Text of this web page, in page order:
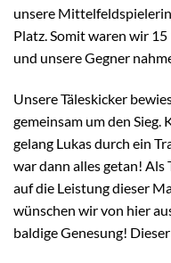
unsere
Platz. Somit waren wir
und unsere Gegner
Unsere Täleskicker
gemeinsam um den Sieg.
gelang Lukas durch ein
war dann alles getan!
auf die Leistung dieser
wünschen wir von hier
baldige Genesung!